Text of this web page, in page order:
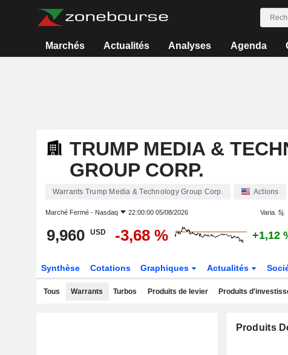
Marchés Actualités Analyses Agenda
TRUMP MEDIA &
GROUP CORP.
Warrants Trump Media & Technology Group Corp. Actions
Marché Fermé - Nasdaq 22:00:00 05/08/2026 Varia. 5j.
9,960 USD -3,68 % +1,12
Synthèse Cotations Graphiques Actualités
Tous Warrants Turbos Produits de levier Produits
Produits